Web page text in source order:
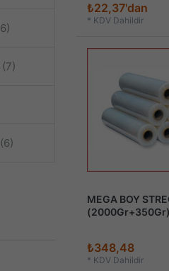
₺22,37'dan
* KDV Dahildir
MEGA BOY
(2000Gr+350Gr)
₺348,48
* KDV Dahildir